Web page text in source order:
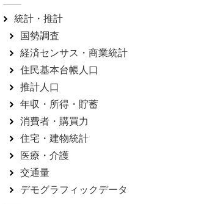
統計・推計
国勢調査
経済センサス・商業統計
住民基本台帳人口
推計人口
年収・所得・貯蓄
消費者・購買力
住宅・建物統計
医療・介護
交通量
デモグラフィックデータ